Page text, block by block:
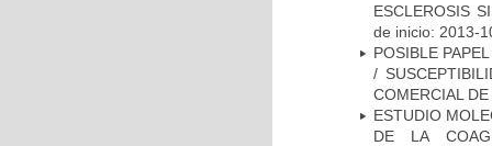
ESCLEROSIS
de inicio: 2013-
POSIBLE
/
COMERCIAL
ESTUDIO
DE LA